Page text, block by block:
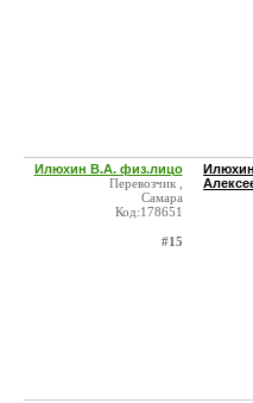
Илюхин В.А. физ.лицо
Перевозчик ,
Самара
Код:178651
#15